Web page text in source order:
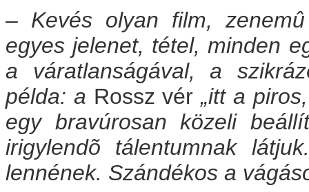
– Kevés olyan film,
egyes jelenet, tétel, minden
a váratlanságával, a
példa: a Rossz vér „itt a
egy bravúrosan közeli
irigylendõ tálentumnak
lennének. Szándékos a